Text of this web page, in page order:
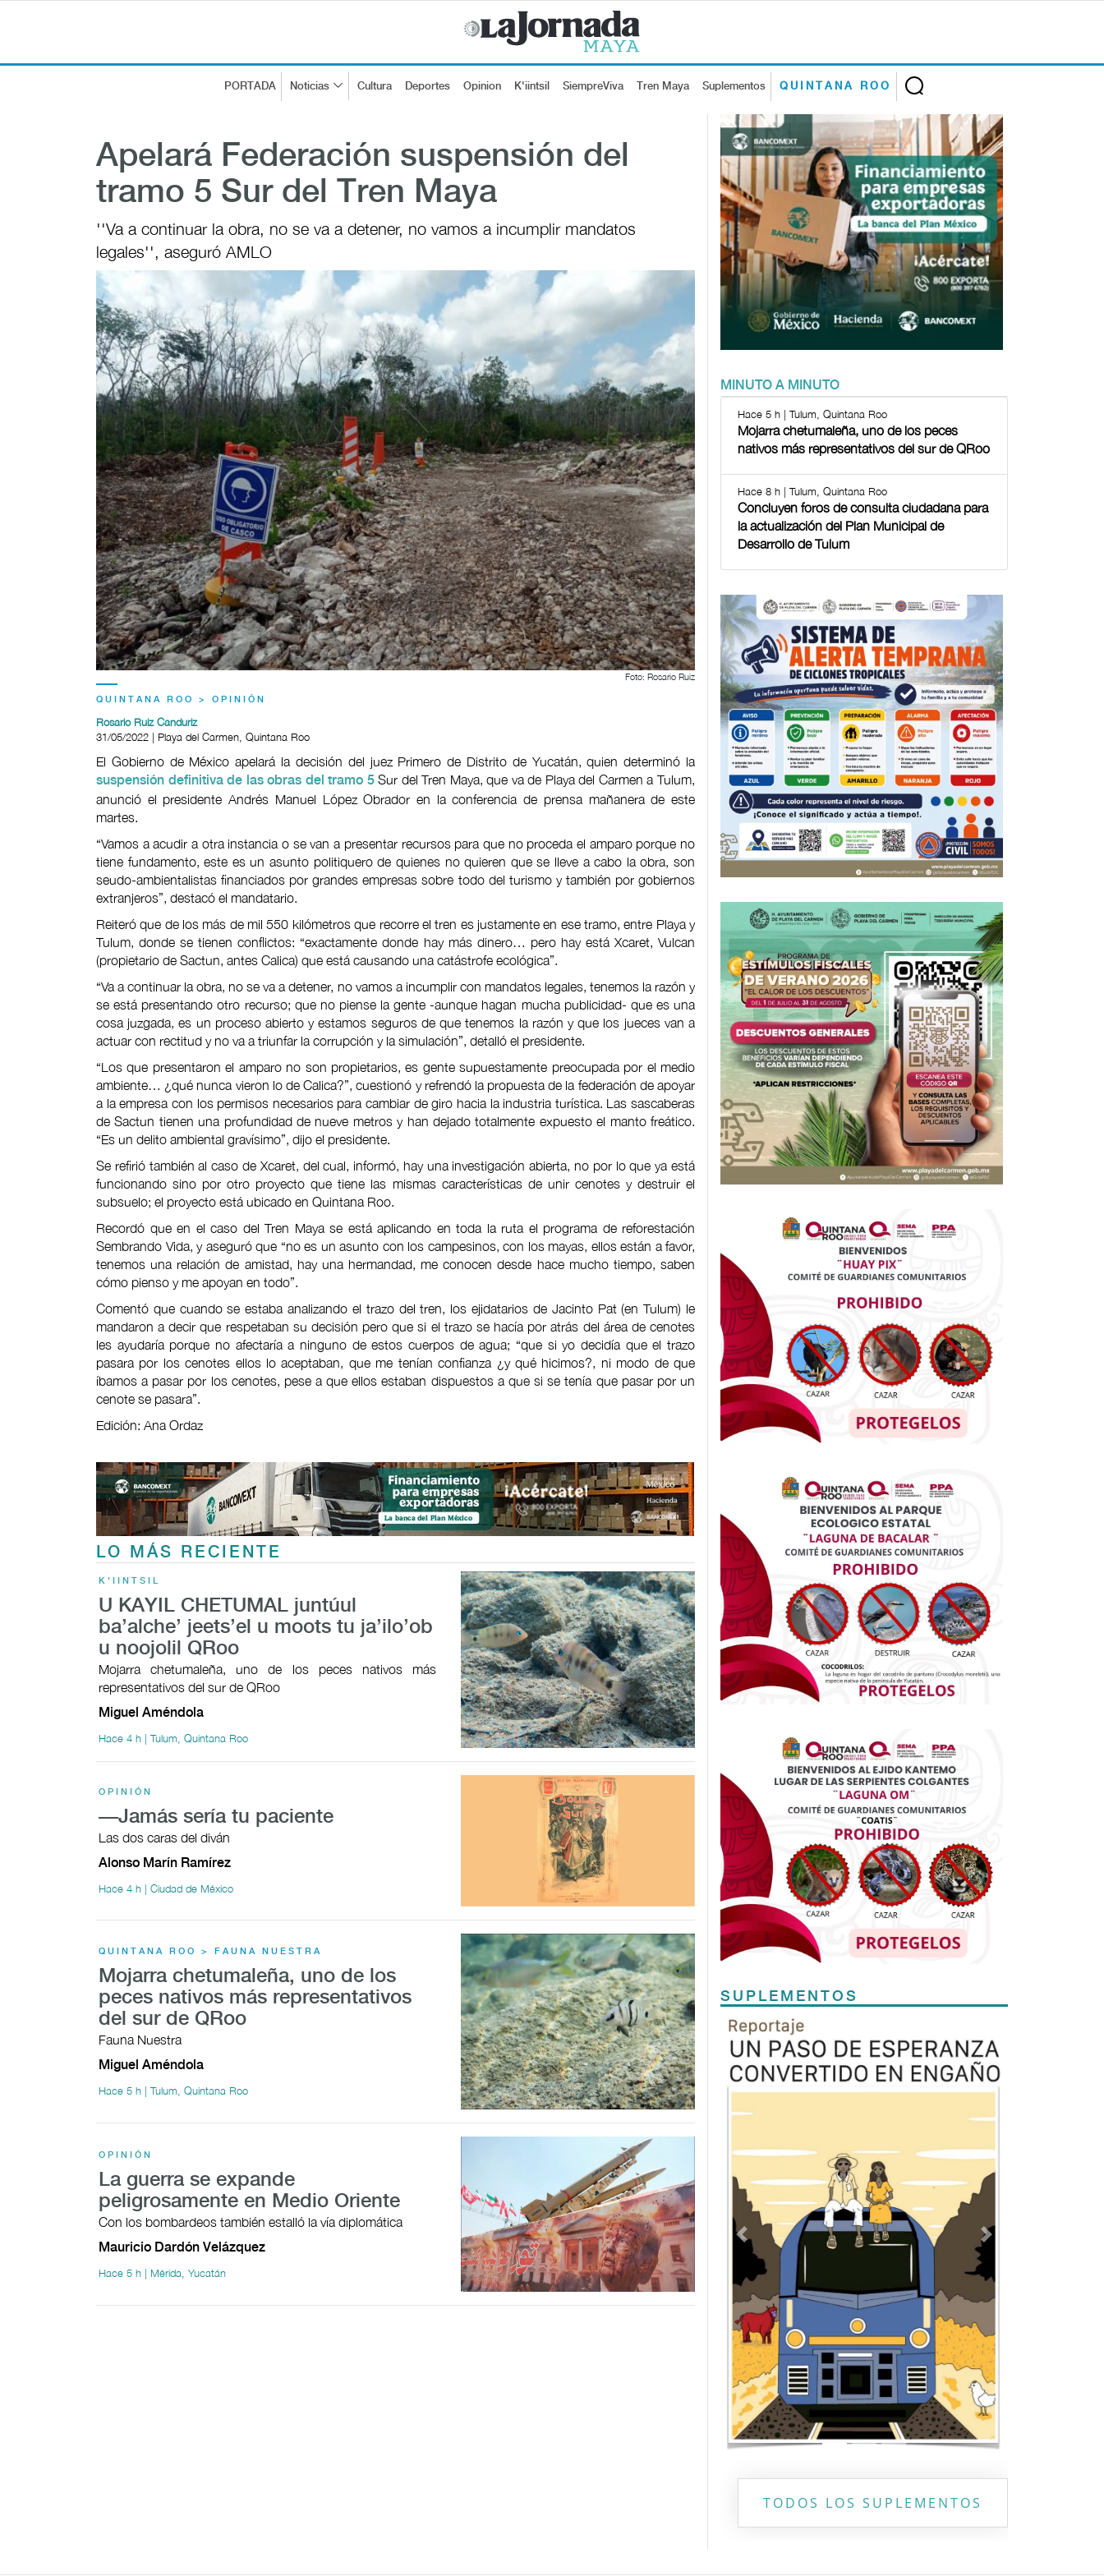
PORTADA Noticias Cultura Deportes Opinion K'iintsil SiempreViva Tren Maya Suplementos QUINTANA ROO
Apelará Federación suspensión del
tramo 5 Sur del Tren Maya
''Va a continuar la obra, no se va a detener, no vamos a incumplir mandatos
legales'', aseguró AMLO
Foto: Rosario Ruiz
QUINTANA ROO > OPINIÓN
Rosario Ruiz Canduriz
31/05/2022 | Playa del Carmen, Quintana Roo
El Gobierno de México apelará la decisión del juez Primero de Distrito de Yucatán, quien determinó la
suspensión definitiva de las obras del tramo 5Sur del Tren Maya, que va de Playa del Carmen a Tulum,
anunció el presidente Andrés Manuel López Obrador en la conferencia de prensa mañanera de este
martes.
“Vamos a acudir a otra instancia o se van a presentar recursos para que no proceda el amparo porque no
tiene fundamento, este es un asunto politiquero de quienes no quieren que se lleve a cabo la obra, son
seudo-ambientalistas financiados por grandes empresas sobre todo del turismo y también por gobiernos
extranjeros”, destacó el mandatario.
Reiteró que de los más de mil 550 kilómetros que recorre el tren es justamente en ese tramo, entre Playa y
Tulum, donde se tienen conflictos: “exactamente donde hay más dinero… pero hay está Xcaret, Vulcan
(propietario de Sactun, antes Calica) que está causando una catástrofe ecológica”.
“Va a continuar la obra, no se va a detener, no vamos a incumplir con mandatos legales, tenemos la razón y
se está presentando otro recurso; que no piense la gente -aunque hagan mucha publicidad- que es una
cosa juzgada, es un proceso abierto y estamos seguros de que tenemos la razón y que los jueces van a
actuar con rectitud y no va a triunfar la corrupción y la simulación”, detalló el presidente.
“Los que presentaron el amparo no son propietarios, es gente supuestamente preocupada por el medio
ambiente… ¿qué nunca vieron lo de Calica?”, cuestionó y refrendó la propuesta de la federación de apoyar
a la empresa con los permisos necesarios para cambiar de giro hacia la industria turística. Las sascaberas
de Sactun tienen una profundidad de nueve metros y han dejado totalmente expuesto el manto freático.
“Es un delito ambiental gravísimo”, dijo el presidente.
Se refirió también al caso de Xcaret, del cual, informó, hay una investigación abierta, no por lo que ya está
funcionando sino por otro proyecto que tiene las mismas características de unir cenotes y destruir el
subsuelo; el proyecto está ubicado en Quintana Roo.
Recordó que en el caso del Tren Maya se está aplicando en toda la ruta el programa de reforestación
Sembrando Vida, y aseguró que “no es un asunto con los campesinos, con los mayas, ellos están a favor,
tenemos una relación de amistad, hay una hermandad, me conocen desde hace mucho tiempo, saben
cómo pienso y me apoyan en todo”.
Comentó que cuando se estaba analizando el trazo del tren, los ejidatarios de Jacinto Pat (en Tulum) le
mandaron a decir que respetaban su decisión pero que si el trazo se hacía por atrás del área de cenotes
les ayudaría porque no afectaría a ninguno de estos cuerpos de agua; “que si yo decidía que el trazo
pasara por los cenotes ellos lo aceptaban, que me tenían confianza ¿y qué hicimos?, ni modo de que
íbamos a pasar por los cenotes, pese a que ellos estaban dispuestos a que si se tenía que pasar por un
cenote se pasara”.
Edición: Ana Ordaz
LO MÁS RECIENTE
K'IINTSIL
U KAYIL CHETUMAL juntúul
ba’alche’ jeets’el u moots tu ja’ilo’ob
u noojolil QRoo
Mojarra chetumaleña, uno de los peces nativos más
representativos del sur de QRoo
Miguel Améndola
Hace 4 h | Tulum, Quintana Roo
OPINIÓN
—Jamás sería tu paciente
Las dos caras del diván
Alonso Marín Ramírez
Hace 4 h | Ciudad de México
QUINTANA ROO > FAUNA NUESTRA
Mojarra chetumaleña, uno de los
peces nativos más representativos
del sur de QRoo
Fauna Nuestra
Miguel Améndola
Hace 5 h | Tulum, Quintana Roo
OPINIÓN
La guerra se expande
peligrosamente en Medio Oriente
Con los bombardeos también estalló la vía diplomática
Mauricio Dardón Velázquez
Hace 5 h | Mérida, Yucatán
MINUTO A MINUTO
Hace 5 h | Tulum, Quintana Roo
Mojarra chetumaleña, uno de los peces
nativos más representativos del sur de QRoo
Hace 8 h | Tulum, Quintana Roo
Concluyen foros de consulta ciudadana para
la actualización del Plan Municipal de
Desarrollo de Tulum
SUPLEMENTOS
Previous
TODOS LOS SUPLEMENTOS